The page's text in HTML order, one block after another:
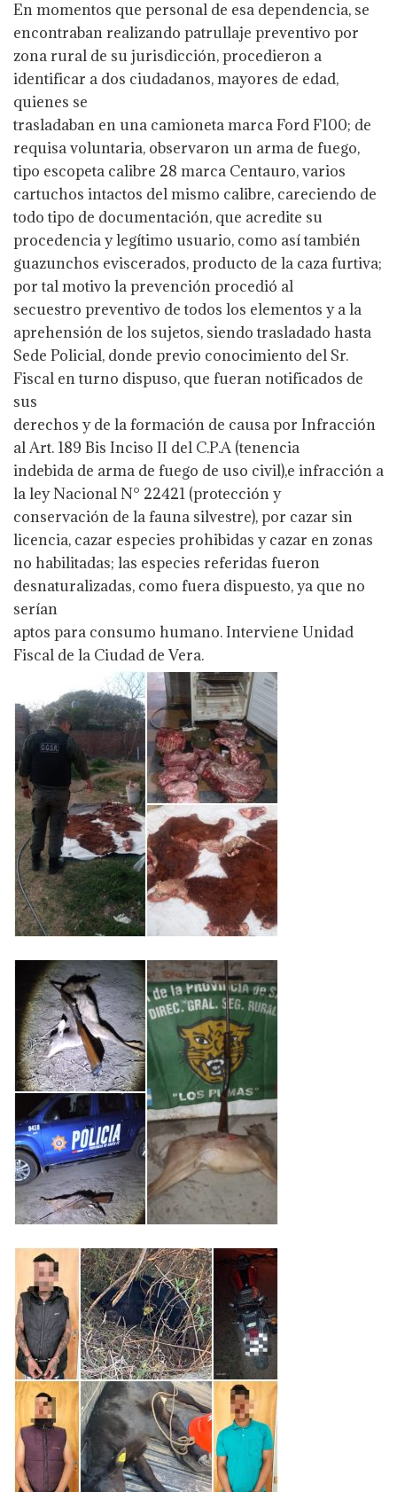
En momentos que personal de esa dependencia, se
encontraban realizando patrullaje preventivo por
zona rural de su jurisdicción, procedieron a
identificar a dos ciudadanos, mayores de edad,
quienes se
trasladaban en una camioneta marca Ford F100; de
requisa voluntaria, observaron un arma de fuego,
tipo escopeta calibre 28 marca Centauro, varios
cartuchos intactos del mismo calibre, careciendo de
todo tipo de documentación, que acredite su
procedencia y legítimo usuario, como así también
guazunchos eviscerados, producto de la caza furtiva;
por tal motivo la prevención procedió al
secuestro preventivo de todos los elementos y a la
aprehensión de los sujetos, siendo trasladado hasta
Sede Policial, donde previo conocimiento del Sr.
Fiscal en turno dispuso, que fueran notificados de
sus
derechos y de la formación de causa por Infracción
al Art. 189 Bis Inciso II del C.P.A (tenencia
indebida de arma de fuego de uso civil),e infracción a
la ley Nacional N° 22421 (protección y
conservación de la fauna silvestre), por cazar sin
licencia, cazar especies prohibidas y cazar en zonas
no habilitadas; las especies referidas fueron
desnaturalizadas, como fuera dispuesto, ya que no
serían
aptos para consumo humano. Interviene Unidad
Fiscal de la Ciudad de Vera.